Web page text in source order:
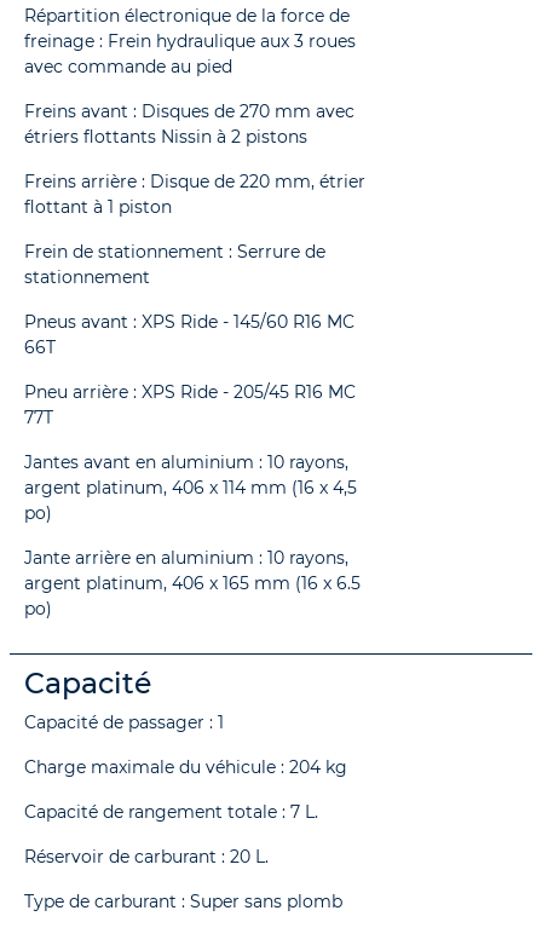
Répartition électronique de la force de
freinage : Frein hydraulique aux 3 roues
avec commande au pied
Freins avant : Disques de 270 mm avec
étriers flottants Nissin à 2 pistons
Freins arrière : Disque de 220 mm, étrier
flottant à 1 piston
Frein de stationnement : Serrure de
stationnement
Pneus avant : XPS Ride - 145/60 R16 MC
66T
Pneu arrière : XPS Ride - 205/45 R16 MC
77T
Jantes avant en aluminium : 10 rayons,
argent platinum, 406 x 114 mm (16 x 4,5
po)
Jante arrière en aluminium : 10 rayons,
argent platinum, 406 x 165 mm (16 x 6.5
po)
Capacité
Capacité de passager : 1
Charge maximale du véhicule : 204 kg
Capacité de rangement totale : 7 L.
Réservoir de carburant : 20 L.
Type de carburant : Super sans plomb